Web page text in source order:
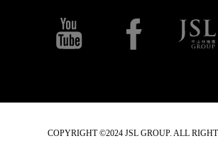
COPYRIGHT ©2024 JSL GROUP. ALL